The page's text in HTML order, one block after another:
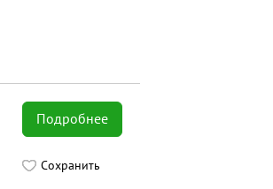
Подробнее
Сохранить